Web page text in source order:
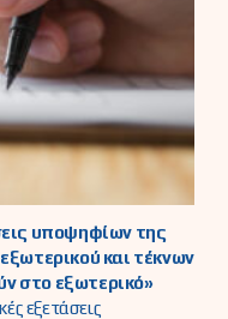
υποψηφίων της
και τέκνων
στο εξωτερικό»
εξετάσεις